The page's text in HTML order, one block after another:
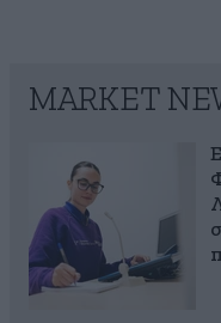
MARKET